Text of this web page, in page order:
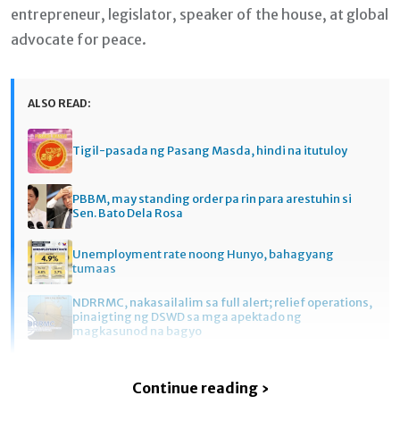
entrepreneur, legislator, speaker of the house, at global
advocate for peace.
ALSO READ:
Tigil-pasada ng Pasang Masda, hindi na itutuloy
PBBM, may standing order pa rin para arestuhin si
Sen. Bato Dela Rosa
Unemployment rate noong Hunyo, bahagyang
tumaas
NDRRMC, nakasailalim sa full alert; relief operations,
pinaigting ng DSWD sa mga apektado ng
magkasunod na bagyo
Continue reading ›